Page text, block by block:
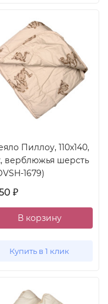
Пиллоу, 110x140,
верблюжья шерсть
1679)
₽
В корзину
Купить в 1 клик